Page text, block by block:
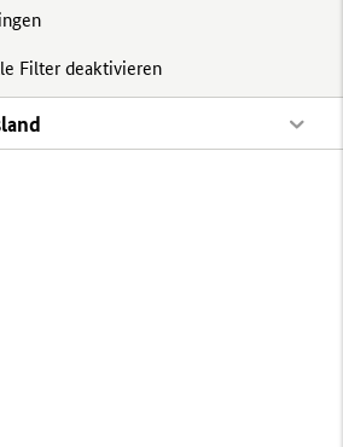
Filter deaktivieren